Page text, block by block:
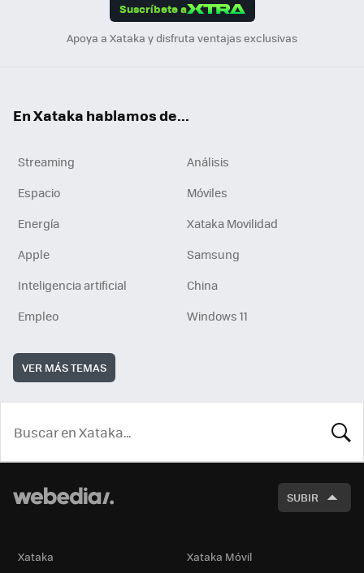
Suscríbete a
Apoya a Xataka y disfruta ventajas exclusivas
En Xataka hablamos de...
Streaming
Análisis
Espacio
Móviles
Energía
Xataka Movilidad
Apple
Samsung
Inteligencia artificial
China
Empleo
Windows 11
VER MÁS TEMAS
SUBIR
Xataka Xataka Móvil